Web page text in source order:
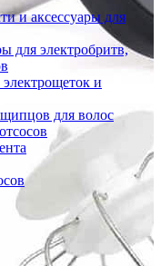
и аксессуары для
для электробритв,
и
для волос